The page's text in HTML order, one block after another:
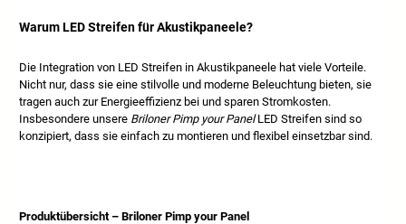
Warum LED Streifen für Akustikpaneele?
Die Integration von LED Streifen in Akustikpaneele hat viele Vorteile.
Nicht nur, dass sie eine stilvolle und moderne Beleuchtung bieten, sie
tragen auch zur Energieeffizienz bei und sparen Stromkosten.
Insbesondere unsere Briloner Pimp your PanelLED Streifen sind so
konzipiert, dass sie einfach zu montieren und flexibel einsetzbar sind.
Produktübersicht – Briloner Pimp your Panel